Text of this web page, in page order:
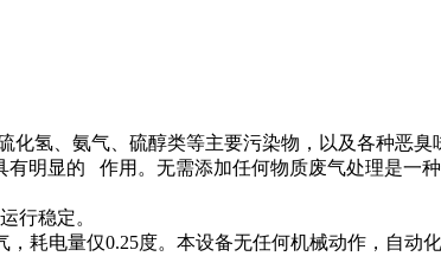
氢、氨气、硫醇类等主要污染物，以及各种恶
明显的 作用。无需添加任何物质废气处理是一
行稳定。
电量仅0.25度。本设备无任何机械动作，自动